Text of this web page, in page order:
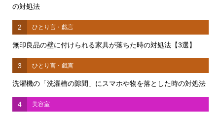
の対処法
2 ひとり言・戯言
無印良品の壁に付けられる家具が落ちた時の対処法【3選】
3 ひとり言・戯言
洗濯機の「洗濯槽の隙間」にスマホや物を落とした時の対処法
4 美容室